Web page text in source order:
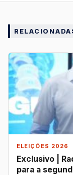
ELEIÇÕES 2026
Exclusivo |
para a